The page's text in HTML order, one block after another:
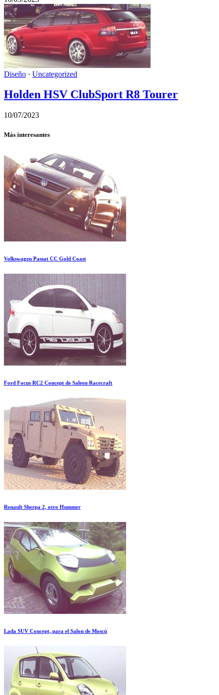
Diseño · Uncategorized
Holden HSV ClubSport R8 Tourer
10/07/2023
Más interesantes
Volkswagen Passat CC Gold Coast
Ford Focus RC2 Concept de Saleen Racecraft
Renault Sherpa 2, otro Hummer
Lada SUV Concept, para el Salon de Moscú